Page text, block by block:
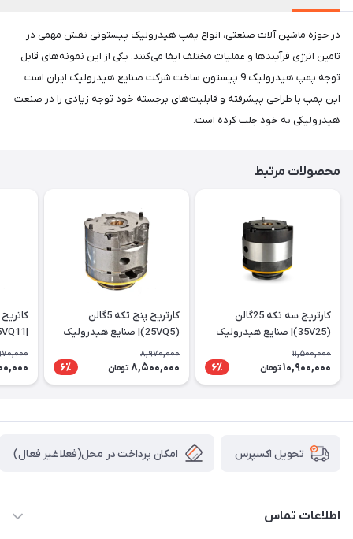
در حوزه ماشین آلات صنعتی، انواع پمپ هیدرولیک پیستونی نقش مهمی در
تامین انرژی فرآیندها و عملیات مختلف ایفا می‌کنند. یکی از این نمونه‌های قابل
توجه پمپ هیدرولیک 9 پیستون ساخت شرکت صنایع هیدرولیک ایران است.
این پمپ با طراحی پیشرفته و قابلیت‌های برجسته خود توجه زیادی را در صنعت
هیدرولیکی به خود جلب کرده است.
محصولات مرتبط
کارتریج سه تکه 25گالن
(35V25)| صنایع هیدرولیک
ایرانیان
11,500,000
10,900,000 تومان 6٪
کارتریج پنج تکه 5گالن
(25VQ5)| صنایع هیدرولیک
ایرانیان
8,970,000
8,500,000 تومان 6٪
|25VQ11
تحویل اکسپرس امکان پرداخت در محل(فعلا غیر فعال)
اطلاعات تماس